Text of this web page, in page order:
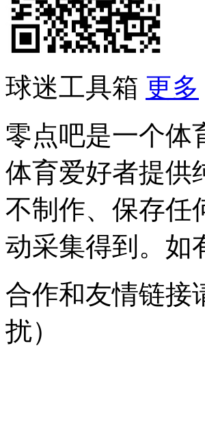
球迷工具箱 更多
零点吧是一个体
体育爱好者提供
不制作、保存任
动采集得到。如
合作和友情链接
扰）